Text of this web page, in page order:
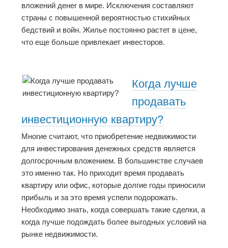
вложений денег в мире. Исключения составляют
страны с повышенной вероятностью стихийных
бедствий и войн. Жилье постоянно растет в цене,
что еще больше привлекает инвесторов.
Когда лучше
продавать
инвестиционную квартиру?
Многие считают, что приобретение недвижимости
для инвестирования денежных средств является
долгосрочным вложением. В большинстве случаев
это именно так. Но приходит время продавать
квартиру или офис, которые долгие годы приносили
прибыль и за это время успели подорожать.
Необходимо знать, когда совершать такие сделки, а
когда лучше подождать более выгодных условий на
рынке недвижимости.